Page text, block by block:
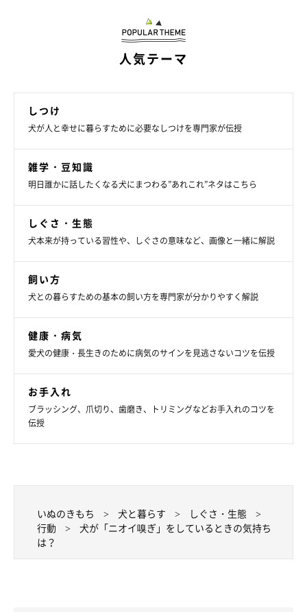
人気テーマ
しつけ
犬が人と幸せに暮らすために必要なしつけを専門家が伝授
雑学・豆知識
明日誰かに話したくなる犬にまつわる”あれこれ”ネタはこちら
しぐさ・生態
犬本来が持っている習性や、しぐさの意味など、画像と一緒に解説
飼い方
犬との暮らすための基本の飼い方を専門家が分かりやすく解説
健康・病気
愛犬の健康・長生きのために病気のサインを見逃さないコツを伝授
お手入れ
ブラッシング、爪切り、歯磨き、トリミングなどお手入れのコツを
伝授
いぬのきもち 犬と暮らす
しぐさ・生態
行動
犬が「ニオイ嗅ぎ」をしているときの気持ち
は？